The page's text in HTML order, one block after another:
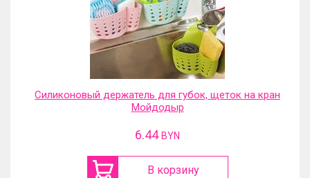
Силиконовый держатель для губок, щеток на кран
Мойдодыр
6.44 BYN
В корзину